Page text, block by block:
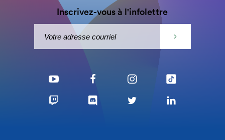
Inscrivez-vous à l'infolettre